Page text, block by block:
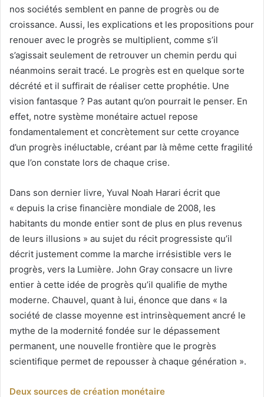
nos sociétés semblent en panne de progrès ou de
croissance. Aussi, les explications et les propositions pour
renouer avec le progrès se multiplient, comme s’il
s’agissait seulement de retrouver un chemin perdu qui
néanmoins serait tracé. Le progrès est en quelque sorte
décrété et il suffirait de réaliser cette prophétie. Une
vision fantasque ? Pas autant qu’on pourrait le penser. En
effet, notre système monétaire actuel repose
fondamentalement et concrètement sur cette croyance
d’un progrès inéluctable, créant par là même cette fragilité
que l’on constate lors de chaque crise.
Dans son dernier livre, Yuval Noah Harari écrit que
« depuis la crise financière mondiale de 2008, les
habitants du monde entier sont de plus en plus revenus
de leurs illusions » au sujet du récit progressiste qu’il
décrit justement comme la marche irrésistible vers le
progrès, vers la Lumière. John Gray consacre un livre
entier à cette idée de progrès qu’il qualifie de mythe
moderne. Chauvel, quant à lui, énonce que dans « la
société de classe moyenne est intrinsèquement ancré le
mythe de la modernité fondée sur le dépassement
permanent, une nouvelle frontière que le progrès
scientifique permet de repousser à chaque génération ».
Deux sources de création monétaire